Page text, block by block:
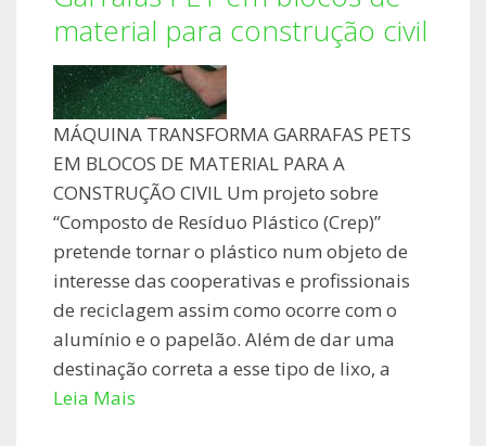
material para construção civil
MÁQUINA TRANSFORMA GARRAFAS PETS
EM BLOCOS DE MATERIAL PARA A
CONSTRUÇÃO CIVIL Um projeto sobre
“Composto de Resíduo Plástico (Crep)”
pretende tornar o plástico num objeto de
interesse das cooperativas e profissionais
de reciclagem assim como ocorre com o
alumínio e o papelão. Além de dar uma
destinação correta a esse tipo de lixo, a
Leia Mais